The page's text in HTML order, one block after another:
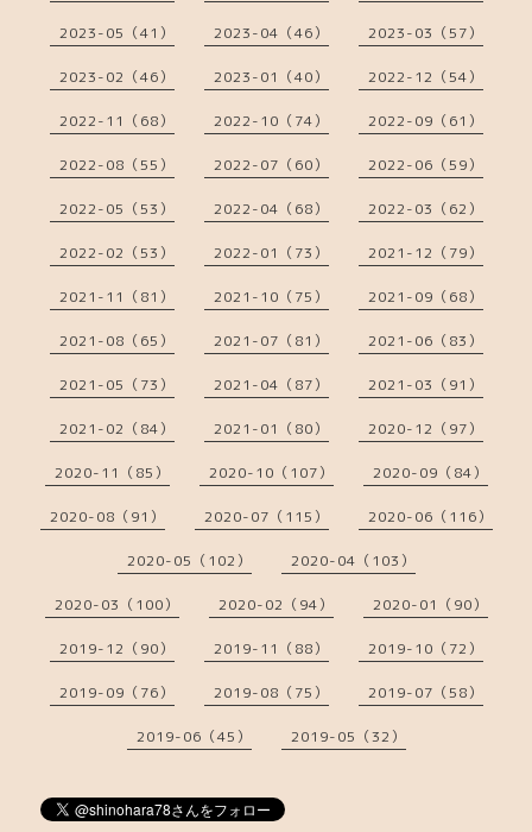
2023-05（41） 2023-04（46） 2023-03（57）
2023-02（46） 2023-01（40） 2022-12（54）
2022-11（68） 2022-10（74） 2022-09（61）
2022-08（55） 2022-07（60） 2022-06（59）
2022-05（53） 2022-04（68） 2022-03（62）
2022-02（53） 2022-01（73） 2021-12（79）
2021-11（81） 2021-10（75） 2021-09（68）
2021-08（65） 2021-07（81） 2021-06（83）
2021-05（73） 2021-04（87） 2021-03（91）
2021-02（84） 2021-01（80） 2020-12（97）
2020-11（85） 2020-10（107） 2020-09（84）
2020-08（91） 2020-07（115） 2020-06（116）
2020-05（102） 2020-04（103）
2020-03（100） 2020-02（94） 2020-01（90）
2019-12（90） 2019-11（88） 2019-10（72）
2019-09（76） 2019-08（75） 2019-07（58）
2019-06（45） 2019-05（32）